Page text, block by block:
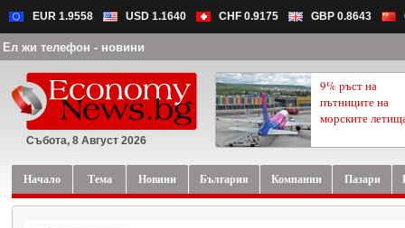
EUR 1.9558 USD 1.1640 CHF 0.9175 GBP 0.8643
Ел жи телефон - новини
Събота, 8 Август 2026
9% ръст на
пътниците на
морските
Начало Тема Новини България Компании Пазари